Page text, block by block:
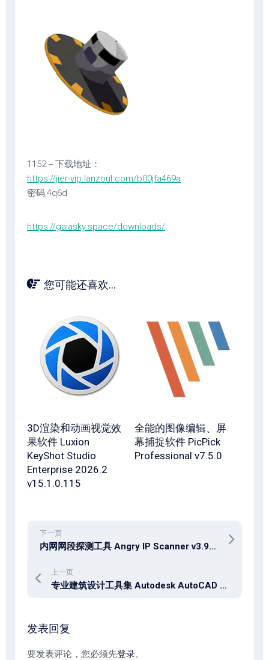
1152－下载地址：
https://jier-vip.lanzoul.com/b00jfa469a
密码:4q6d
https://gaiasky.space/downloads/
您可能还喜欢...
3D渲染和动画视觉效
果软件 Luxion
KeyShot Studio
Enterprise 2026.2
v15.1.0.115
全能的图像编辑、屏
幕捕捉软件 PicPick
Professional v7.5.0
下一页
内网网段探测工具 Angry IP Scanner v3.9.3 win / mac
上一页
专业建筑设计工具集 Autodesk AutoCAD Architecture 2027
发表回复
要发表评论，您必须先登录。